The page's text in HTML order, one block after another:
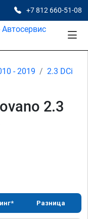
+7 812 660-51-08
- 2019
2.3 DCi
2.3
Разница